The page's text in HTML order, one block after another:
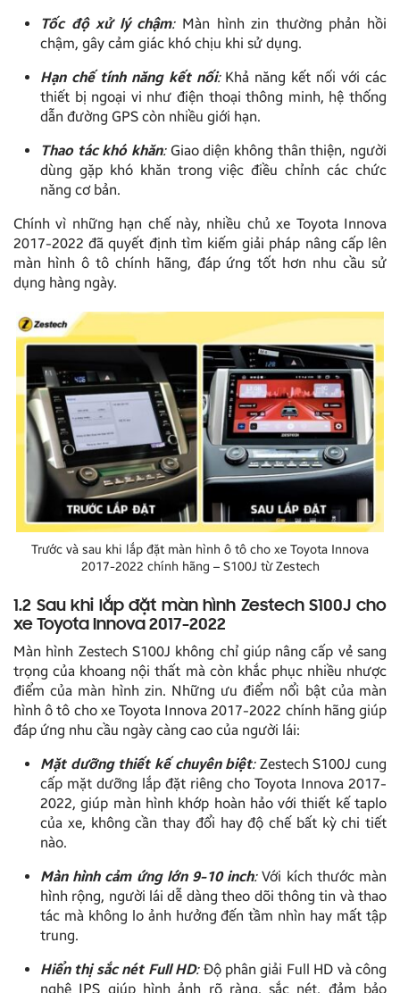
Tốc độ xử lý chậm:Màn hình zin thường phản hồi
chậm, gây cảm giác khó chịu khi sử dụng.
Hạn chế tính năng kết nối:Khả năng kết nối với các
thiết bị ngoại vi như điện thoại thông minh, hệ thống
dẫn đường GPS còn nhiều giới hạn.
Thao tác khó khăn:Giao diện không thân thiện, người
dùng gặp khó khăn trong việc điều chỉnh các chức
năng cơ bản.
Chính vì những hạn chế này, nhiều chủ xe Toyota Innova
2017-2022 đã quyết định tìm kiếm giải pháp nâng cấp lên
màn hình ô tô chính hãng, đáp ứng tốt hơn nhu cầu sử
dụng hàng ngày.
Trước và sau khi lắp đặt màn hình ô tô cho xe Toyota Innova
2017-2022 chính hãng – S100J từ Zestech
1.2 Sau khi lắp đặt màn hình Zestech S100J cho
xe Toyota Innova 2017-2022
Màn hình Zestech S100J không chỉ giúp nâng cấp vẻ sang
trọng của khoang nội thất mà còn khắc phục nhiều nhược
điểm của màn hình zin. Những ưu điểm nổi bật của màn
hình ô tô cho xe Toyota Innova 2017-2022 chính hãng giúp
đáp ứng nhu cầu ngày càng cao của người lái:
Mặt dưỡng thiết kế chuyên biệt:Zestech S100J cung
cấp mặt dưỡng lắp đặt riêng cho Toyota Innova 2017-
2022, giúp màn hình khớp hoàn hảo với thiết kế taplo
của xe, không cần thay đổi hay độ chế bất kỳ chi tiết
nào.
Màn hình cảm ứng lớn 9-10 inch:Với kích thước màn
hình rộng, người lái dễ dàng theo dõi thông tin và thao
tác mà không lo ảnh hưởng đến tầm nhìn hay mất tập
trung.
Hiển thị sắc nét Full HD:Độ phân giải Full HD và công
nghệ IPS giúp hình ảnh rõ ràng, sắc nét, đảm bảo